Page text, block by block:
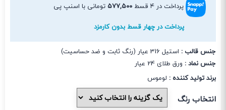
پرداخت در ۴ قسط ۵۷۷,۵۰۰تومانی با اسنپ پی
پرداخت در چهار قسط بدون کارمزد
جنس قالب : استیل 316 عیار (رنگ ثابت و ضد حساسیت)
جنس نماد : ورق طلای 24 عیار
برند تولید کننده : لوموس
انتخاب رنگ